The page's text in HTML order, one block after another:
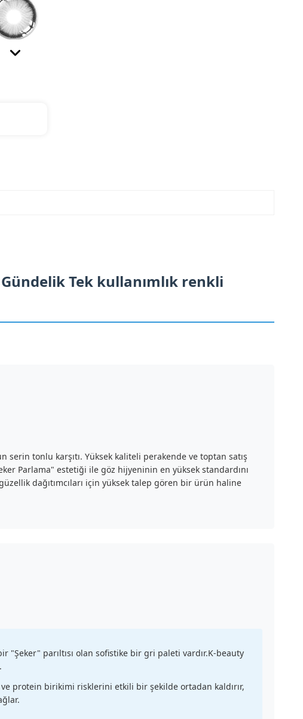
Tek kullanımlık renkli
tonlu karşıtı. Yüksek kaliteli perakende ve toptan satış
Parlama" estetiği ile göz hijyeninin en yüksek standardını
dağıtımcıları için yüksek talep gören bir ürün haline
"Şeker" parıltısı olan sofistike bir gri paleti vardır.K-beauty
protein birikimi risklerini etkili bir şekilde ortadan kaldırır,